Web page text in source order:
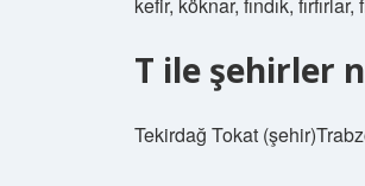
T ile şehirler
Tekirdağ Tokat